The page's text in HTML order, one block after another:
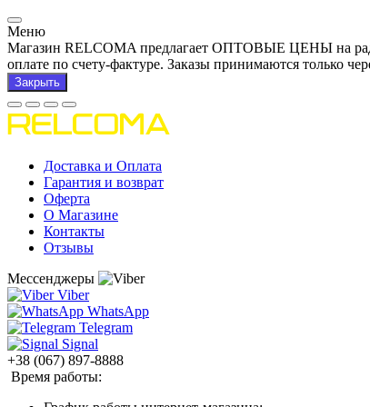
Меню
Магазин RELCOMA предлагает ОПТОВЫЕ ЦЕНЫ на
оплате по счету-фактуре. Заказы принимаются только
Закрыть
Доставка и Оплата
Гарантия и возврат
Оферта
О Магазине
Контакты
Отзывы
Мессенджеры
Viber
WhatsApp
Telegram
Signal
+38 (067) 897-8888
Время работы: